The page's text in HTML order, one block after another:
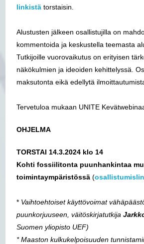
linkistä torstaisin.
Alustusten jälkeen osallistujilla on
kommentoida ja keskustella teemasta
Tutkijoille vuorovaikutus on erityisen
näkökulmien ja ideoiden kehittelyssä.
maksutonta eikä edellytä
Tervetuloa mukaan UNITE
OHJELMA
TORSTAI 14.3.2024 klo 14
Kohti fossiilitonta puunhankintaa
toimintaympäristössä (
* Vaihtoehtoiset käyttövoimat
puunkorjuuseen, väitöskirjatutkija
Suomen yliopisto UEF)
* Maaston kulkukelpoisuuden